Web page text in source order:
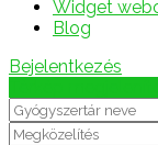
Widget
Blog
Bejelentkezés